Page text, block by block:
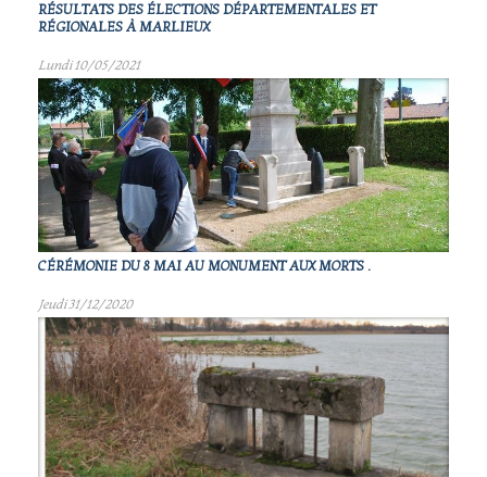
RÉSULTATS DES ÉLECTIONS DÉPARTEMENTALES ET
RÉGIONALES À MARLIEUX
Lundi 10/05/2021
CÉRÉMONIE DU 8 MAI AU MONUMENT AUX MORTS .
Jeudi 31/12/2020